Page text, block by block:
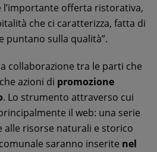
l’importante offerta ristorativa,
che ci caratterizza, fatta di
puntano sulla qualità”.
collaborazione tra le parti che
azioni di promozione
. Lo strumento attraverso cui
il web: una serie
alle risorse naturali e storico
saranno inserite nel